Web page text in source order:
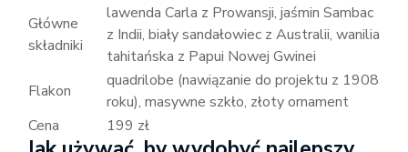
Główne
składniki
lawenda Carla z Prowansji, jaśmin Sambac
z Indii, biały sandałowiec z Australii, wanilia
tahitańska z Papui Nowej Gwinei
Flakon
quadrilobe (nawiązanie do projektu z 1908
roku), masywne szkło, złoty ornament
Cena
199 zł